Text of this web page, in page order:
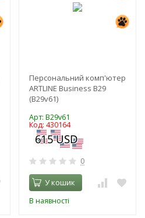
Персональний комп'ютер
ARTLINE Business B29
(B29v61)
Арт: B29v61
Код: 430164
0
У кошик
В наявності